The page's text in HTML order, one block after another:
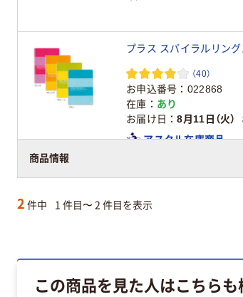
商品情報
プラス スパイラルリン
（40）
お申込番号
022868
在庫
あり
お届け日
8月11日（火）
アスクル在庫商品
2 件中 1 件目〜 2 件目を表示
この商品を見た人はこちら